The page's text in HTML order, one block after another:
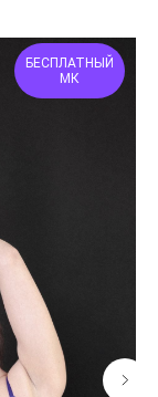
БЕСПЛАТНЫЙ
МК